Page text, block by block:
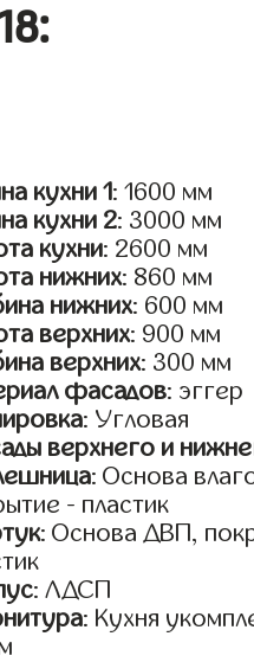
кухни 1: 1600 мм
кухни 2: 3000 мм
кухни: 2600 мм
нижних: 860 мм
нижних: 600 мм
верхних: 900 мм
верхних: 300 мм
фасадов: эггер
: Угловая
верхнего и
: Основа
- пластик
: Основа ДВП,
: ЛДСП
: Кухня